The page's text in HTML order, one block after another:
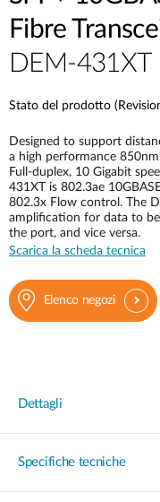
Fibre
DEM-431XT
Stato del prodotto
Designed to support
a high performance
Full-duplex, 10 Gigabit
431XT is 802.3ae
802.3x Flow control. The
amplification for data to
the port, and vice versa.
Scarica la scheda tecnica
Elenco negozi
Dettagli
Specifiche tecniche